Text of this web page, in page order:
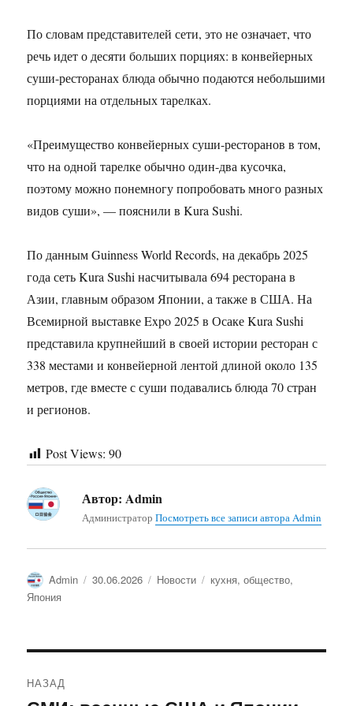
По словам представителей сети, это не означает, что
речь идет о десяти больших порциях: в конвейерных
суши-ресторанах блюда обычно подаются небольшими
порциями на отдельных тарелках.
«Преимущество конвейерных суши-ресторанов в том,
что на одной тарелке обычно один-два кусочка,
поэтому можно понемногу попробовать много разных
видов суши», — пояснили в Kura Sushi.
По данным Guinness World Records, на декабрь 2025
года сеть Kura Sushi насчитывала 694 ресторана в
Азии, главным образом Японии, а также в США. На
Всемирной выставке Expo 2025 в Осаке Kura Sushi
представила крупнейший в своей истории ресторан с
338 местами и конвейерной лентой длиной около 135
метров, где вместе с суши подавались блюда 70 стран
и регионов.
Post Views: 90
Автор: Admin
АдминистраторПосмотреть все записи автора Admin
Автор
Admin Опубликовано
30.06.2026 Рубрики
Новости Метки
кухня,общество,
Япония
по
НАЗАД